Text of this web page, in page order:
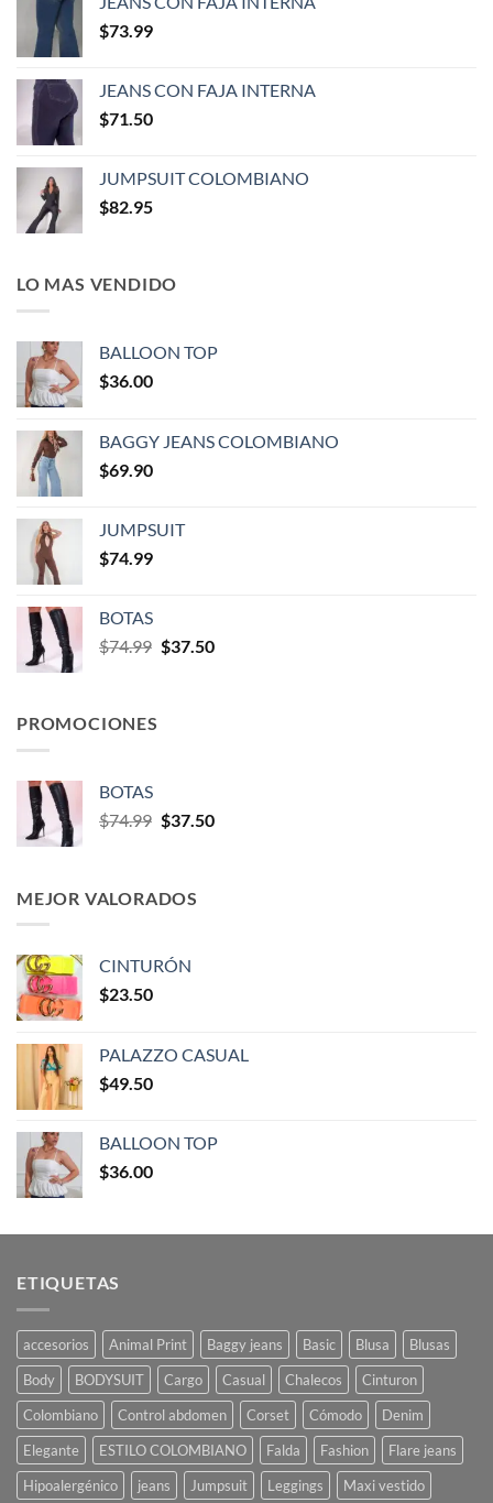
$73.99
JEANS CON FAJA INTERNA
$71.50
JUMPSUIT COLOMBIANO
$82.95
LO MAS VENDIDO
BALLOON TOP
$36.00
BAGGY JEANS COLOMBIANO
$69.90
JUMPSUIT
$74.99
BOTAS
$74.99 $37.50
PROMOCIONES
BOTAS
$74.99 $37.50
MEJOR VALORADOS
CINTURÓN
$23.50
PALAZZO CASUAL
$49.50
BALLOON TOP
$36.00
ETIQUETAS
accesorios Animal Print Baggy jeans Basic Blusa
Blusas
Body
BODYSUIT Cargo Casual Chalecos
Cinturon
Colombiano
Control abdomen Corset Cómodo
Denim
Elegante
ESTILO COLOMBIANO Falda Fashion
Flare jeans
Hipoalergénico
jeans Jumpsuit Leggings Maxi vestido